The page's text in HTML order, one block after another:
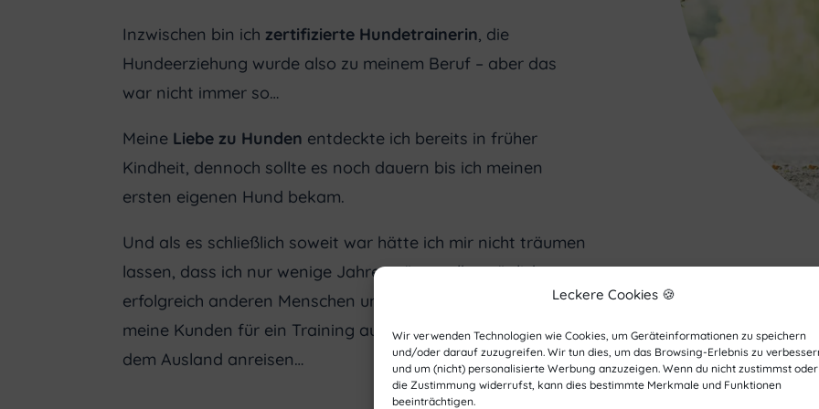
Leckere Cookies 🍪
Wir verwenden Technologien wie Cookies, um Geräteinformationen zu speichern
und/oder darauf zuzugreifen. Wir tun dies, um das Browsing-Erlebnis zu
und um (nicht) personalisierte Werbung anzuzeigen. Wenn du nicht zustimmst oder
die Zustimmung widerrufst, kann dies bestimmte Merkmale und Funktionen
beeinträchtigen.
Inzwischen bin ich zertifizierte Hundetrainerin , die
Hundeerziehung wurde also zu meinem Beruf – aber das
war nicht immer so…
Meine Liebe zu Hunden entdeckte ich bereits in früher
Kindheit, dennoch sollte es noch dauern bis ich meinen
ersten eigenen Hund bekam.
Und als es schließlich soweit war hätte ich mir nicht träumen
lassen, dass ich nur wenige Jahre später selbst täglich
erfolgreich anderen Menschen und ihren Hunden helfe und
meine Kunden für ein Training aus ganz Deutschland und
dem Ausland anreisen…